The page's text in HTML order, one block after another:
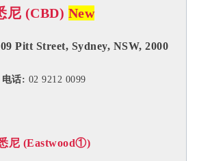
尼 (CBD) New
Pitt Street, Sydney, NSW, 2000
电话: 02 9212 0099
尼 (Eastwood①)